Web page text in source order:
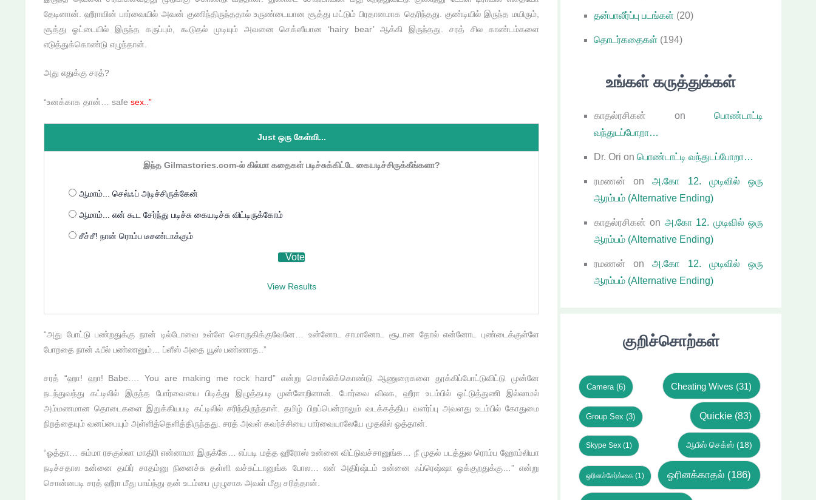
தேடினான். ஹீராவின் பார்வையில் அவன் குணிந்திருந்ததால் உருண்டையான சூத்து மட்டும் பிரதானமாக தெரிந்தது. குண்டியில் இருந்த மயிரும்,
சூத்து ஓட்டையில் இருந்த கருப்பும், கூடுதல் முடியும் அவனை செக்ஸீயான ‘hairy bear’ ஆக்கி இருந்தது. சரத் சில காண்டம்களை
எடுத்துக்கொண்டு எழுந்தான்.
அது எதுக்கு சரத்?
“உனக்காக தான்… safe sex..”
Just ஒரு கேள்வி...
இந்த Gilmastories.com-ல் கில்மா கதைகள் படிச்சுக்கிட்டே கையடிச்சிருக்கீங்களா?
ஆமாம்... செல்ஃப் அடிச்சிருக்கேன்
ஆமாம்... என் கூட சேர்ந்து படிச்சு கையடிச்சு விட்டிருக்கோம்
சீச்சீ! நான் ரொம்ப டீசண்டாக்கும்
View Results
“அது போட்டு பண்றதுக்கு நான் டில்டோவை உள்ளே சொருகிக்குவேனே… உன்னோட சாமானோட சூடான தோல் என்னோட புண்டைக்குள்ளே
போறதை நான் ஃபீல் பண்ணனும்… ப்ளீஸ் அதை யூஸ் பண்ணாத..”
சரத் “ஹா! ஹா! Babe…. You are making me rock hard” என்று சொல்லிக்கொண்டு ஆணுறைகளை தூக்கிப்போட்டுவிட்டு முன்னே
நடந்துவந்து கட்டிலில் இருந்த போர்வையை பிடித்து இழுத்தபடி முன்னேறினான். போர்வை விலக, ஹீரா உடம்பில் ஒட்டுத்துணி இல்லாமல்
அம்மணமான தொடைகளை இறுக்கியபடி கட்டிலில் சரிந்திருந்தாள். தமிழ் பிறப்பென்றாலும் வடக்கத்திய வளர்ப்பு அவளது உடம்பில் கோதுமை
நிறத்தையும் வனப்பையும் அள்ளித்தெளித்திருந்தது. சரத் அவள் கவர்ச்சியை பார்வையாலேயே முதலில் ஓத்தான்.
“ஓத்தா… சும்மா ரசகுல்லா மாதிரி என்னாமா இருக்கே… எப்படி மத்த ஹீரோஸ் உன்னை விட்டுவச்சானுங்க… நீ முதல் படத்துல ரொம்ப ஹோம்லியா
நடிச்சதால உன்னை தயிர் சாதம்னு நினைச்சு தள்ளி வச்சுட்டானுங்க போல… என் அதிர்ஷ்டம் உன்னை ஃப்ரெஷ்ஷா ஓக்குறதுக்கு…” என்று
சொன்னபடி சரத் ஹீரா மீது பாய்ந்து தன் உடம்பை முழுசாக அவள் மீது சரித்தான்.
தன்பாலீர்ப்பு படங்கள் (20)
தொடர்கதைகள் (194)
உங்கள் கருத்துக்கள்
காதல்ரசிகன் on பொண்டாட்டி
வந்துடப்போறா…
Dr. Ori on பொண்டாட்டி வந்துடப்போறா…
ரமணன் onஅ.கோ 12. முடிவில் ஒரு
ஆரம்பம் (Alternative Ending)
காதல்ரசிகன் on அ.கோ 12. முடிவில் ஒரு
ஆரம்பம் (Alternative Ending)
ரமணன் onஅ.கோ 12. முடிவில் ஒரு
ஆரம்பம் (Alternative Ending)
குறிச்சொற்கள்
Camera (6) Cheating Wives (31)
Group Sex (3) Quickie(83)
Skype Sex(1) ஆபீஸ் செக்ஸ்(18)
ஒரினச்சேர்க்கை(1) ஓரினக்காதல்(186)